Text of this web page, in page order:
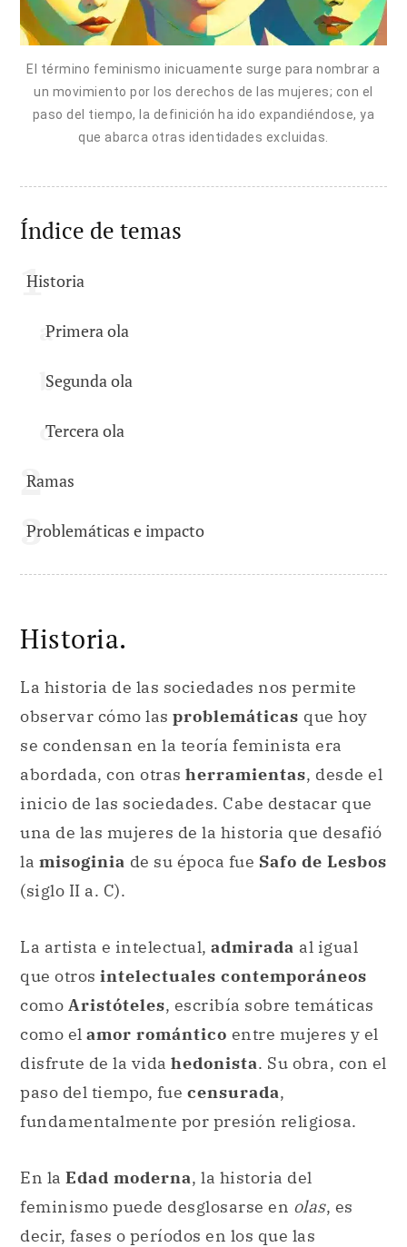
El término feminismo inicuamente surge para nombrar a
un movimiento por los derechos de las mujeres; con el
paso del tiempo, la definición ha ido expandiéndose, ya
que abarca otras identidades excluidas.
Índice de temas
Historia
Primera ola
Segunda ola
Tercera ola
Ramas
Problemáticas e impacto
Historia.
La historia de las sociedades nos permite
observar cómo las problemáticas que hoy
se condensan en la teoría feminista era
abordada, con otras herramientas, desde el
inicio de las sociedades. Cabe destacar que
una de las mujeres de la historia que desafió
la misoginia de su época fue Safo de Lesbos
(siglo II a. C).
La artista e intelectual, admirada al igual
que otros intelectuales contemporáneos
como Aristóteles, escribía sobre temáticas
como el amor romántico entre mujeres y el
disfrute de la vida hedonista. Su obra, con el
paso del tiempo, fue censurada,
fundamentalmente por presión religiosa.
En la Edad moderna, la historia del
feminismo puede desglosarse en olas, es
decir, fases o períodos en los que las